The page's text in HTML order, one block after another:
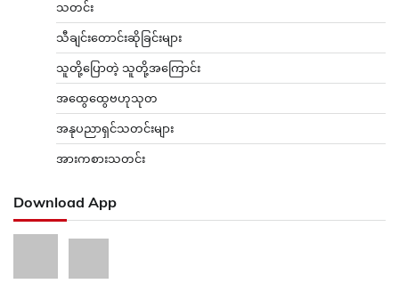
သတင်း
သီချင်းတောင်းဆိုခြင်းများ
သူတို့ပြောတဲ့ သူတို့အကြောင်း
အထွေထွေဗဟုသုတ
အနုပညာရှင်သတင်းများ
အားကစားသတင်း
Download App